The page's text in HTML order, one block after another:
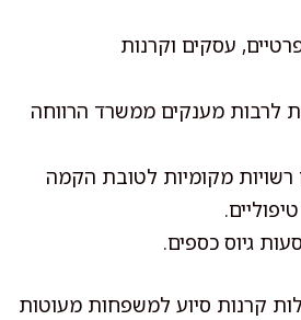
עסקים וקרנות
לרבות מענקים ממשרד הרווחה
רשויות מקומיות לטובת הקמה
גיוס כספים.
קרנות סיוע למשפחות מעוטות